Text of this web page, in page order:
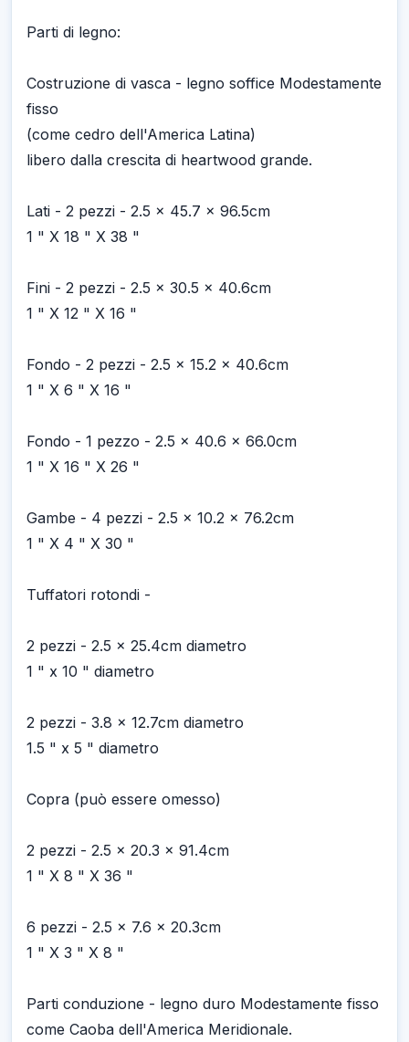
Parti di legno:
Costruzione di vasca - legno soffice Modestamente
fisso
(come cedro dell'America Latina)
libero dalla crescita di heartwood grande.
Lati - 2 pezzi - 2.5 x 45.7 x 96.5cm
1 " X 18 " X 38 "
Fini - 2 pezzi - 2.5 x 30.5 x 40.6cm
1 " X 12 " X 16 "
Fondo - 2 pezzi - 2.5 x 15.2 x 40.6cm
1 " X 6 " X 16 "
Fondo - 1 pezzo - 2.5 x 40.6 x 66.0cm
1 " X 16 " X 26 "
Gambe - 4 pezzi - 2.5 x 10.2 x 76.2cm
1 " X 4 " X 30 "
Tuffatori rotondi -
2 pezzi - 2.5 x 25.4cm diametro
1 " x 10 " diametro
2 pezzi - 3.8 x 12.7cm diametro
1.5 " x 5 " diametro
Copra (può essere omesso)
2 pezzi - 2.5 x 20.3 x 91.4cm
1 " X 8 " X 36 "
6 pezzi - 2.5 x 7.6 x 20.3cm
1 " X 3 " X 8 "
Parti conduzione - legno duro Modestamente fisso
come Caoba dell'America Meridionale.